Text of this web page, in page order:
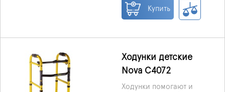
использовать их как с
колёсами, так и без
Купить
Ходунки детские
Nova C4072
Ходунки помогают и